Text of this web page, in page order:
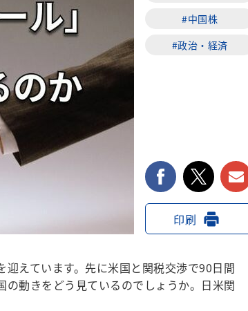
#中国株
#政治・経済
facebook
印刷
えています。先に米国と関税交渉で90日間
動きをどう見ているのでしょうか。日米関